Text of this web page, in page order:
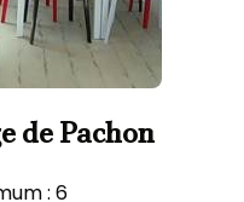
de Pachon
: 6